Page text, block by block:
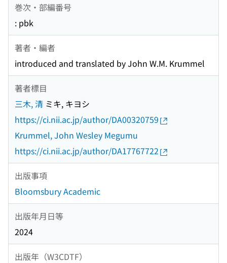
巻次・部編番号
: pbk
著者・編者
introduced and translated by John W.M. Krummel
著者標目
三木, 清 ミキ, キヨシ
https://ci.nii.ac.jp/author/DA00320759
Krummel, John Wesley Megumu
https://ci.nii.ac.jp/author/DA17767722
出版事項
Bloomsbury Academic
出版年月日等
2024
出版年（W3CDTF）